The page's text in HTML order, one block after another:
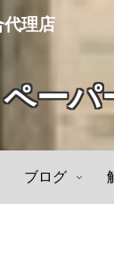
代理店
ーパ
ブログ